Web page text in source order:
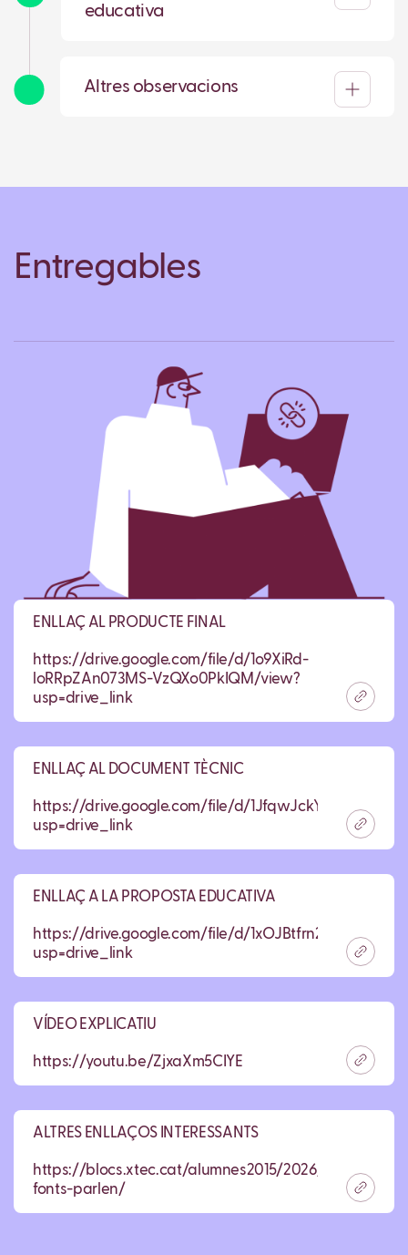
educativa
Altres observacions
Entregables
ENLLAÇ AL PRODUCTE FINAL
https://drive.google.com/file/d/1o9XiRd-
loRRpZAn073MS-VzQXo0PkIQM/view?
usp=drive_link
ENLLAÇ AL DOCUMENT TÈCNIC
https://drive.google.com/file/d/
usp=drive_link
ENLLAÇ A LA PROPOSTA EDUCATIVA
https://drive.google.com/file/d/
usp=drive_link
VÍDEO EXPLICATIU
https://youtu.be/ZjxaXm5CIYE
ALTRES ENLLAÇOS INTERESSANTS
https://blocs.xtec.cat/alumnes2015/2026/04/14/les-
fonts-parlen/